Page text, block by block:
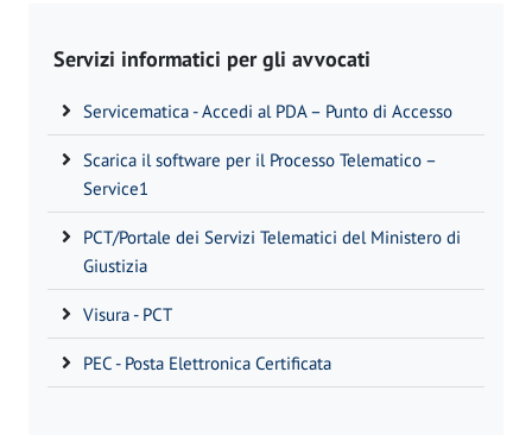
Servizi informatici per gli avvocati
Servicematica - Accedi al PDA – Punto di Accesso
Scarica il software per il Processo Telematico –
Service1
PCT/Portale dei Servizi Telematici del Ministero di
Giustizia
Visura - PCT
PEC - Posta Elettronica Certificata